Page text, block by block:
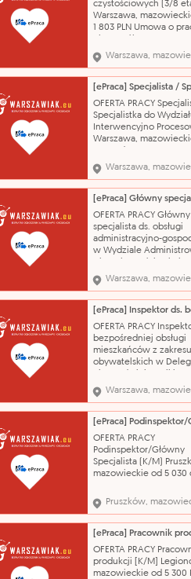
Regulaminem
pracowników Urzęd
czystościowych (3/8
Warszawa,
1 803 PLN Umowa o
Sprzątanie
biurowych, wycieranie
odkurzanie, wymiana
na śmiecie,
do kontenerów.
- podstawowe zawód
Warszawa,
OFERTA PRACY
Specjalistka do
Interwencyjno
Warszawa,
oferuje: 1.
sektorze publicznym, 2.
Ciekawą pracę pełną
3. Wynagrodzenie
posiadanego
umiejętności, 4.
Warszawa,
OFERTA PRACY Główny
specjalista ds. obsługi
administracyjno-
w Wydziale
Administracyjnego (nr
ogłoszenia: UM/9470/
ŁKO) K/M Warszawa,
mazowieckie od 9 000
9 500 PLN Premie/
zgodnie z
wynagradzania
Ur
Warszawa,
OFERTA PRACY
bezpośredniej obsługi
mieszkańców z
obywatelskich w
Obywatelskich w
Bemowo (nr ref.
UM/9469/2026/AO/
Warszawa,
6 800 do 7 500 PLN
oferuje: - umowę o
dodatek stażo
Warszawa,
OFERTA PRACY
Podinspektor/Główny
Specjalista (K/M)
mazowieckie od 5 030
czas określony
Opracowywanie
uchwał, informacji,
analiz dla Zarządu
zakresie zadań
pracy. Prowadzenie
kadrowych
Pruszków,
OFERTA PRACY
produkcji [K/M]
mazowieckie od 5 300